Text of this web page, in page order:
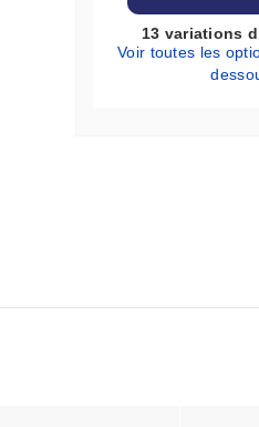
13 variations
Voir toutes les